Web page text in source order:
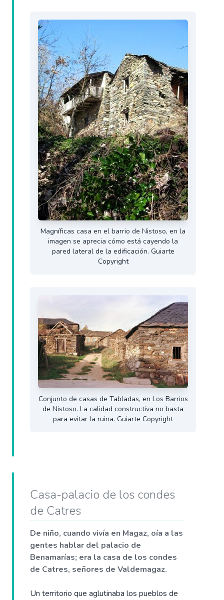
Magníficas casa en el barrio de Nistoso, en la
imagen se aprecia cómo está cayendo la
pared lateral de la edificación. Guiarte
Copyright
Conjunto de casas de Tabladas, en Los Barrios
de Nistoso. La calidad constructiva no basta
para evitar la ruina. Guiarte Copyright
Casa-palacio de los condes
de Catres
De niño, cuando vivía en Magaz, oía a las
gentes hablar del palacio de
Benamarías; era la casa de los condes
de Catres, señores de Valdemagaz.
Un territorio que aglutinaba los pueblos de